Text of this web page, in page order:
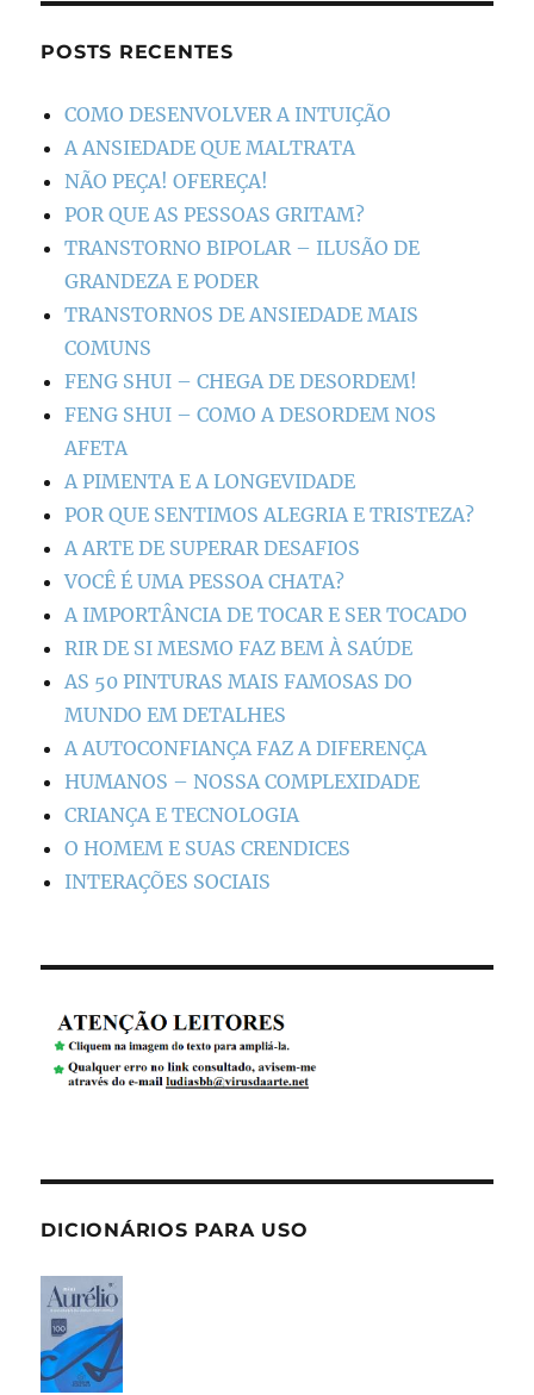
POSTS RECENTES
COMO DESENVOLVER A INTUIÇÃO
A ANSIEDADE QUE MALTRATA
NÃO PEÇA! OFEREÇA!
POR QUE AS PESSOAS GRITAM?
TRANSTORNO BIPOLAR – ILUSÃO DE
GRANDEZA E PODER
TRANSTORNOS DE ANSIEDADE MAIS
COMUNS
FENG SHUI – CHEGA DE DESORDEM!
FENG SHUI – COMO A DESORDEM NOS
AFETA
A PIMENTA E A LONGEVIDADE
POR QUE SENTIMOS ALEGRIA E TRISTEZA?
A ARTE DE SUPERAR DESAFIOS
VOCÊ É UMA PESSOA CHATA?
A IMPORTÂNCIA DE TOCAR E SER TOCADO
RIR DE SI MESMO FAZ BEM À SAÚDE
AS 50 PINTURAS MAIS FAMOSAS DO
MUNDO EM DETALHES
A AUTOCONFIANÇA FAZ A DIFERENÇA
HUMANOS – NOSSA COMPLEXIDADE
CRIANÇA E TECNOLOGIA
O HOMEM E SUAS CRENDICES
INTERAÇÕES SOCIAIS
DICIONÁRIOS PARA USO